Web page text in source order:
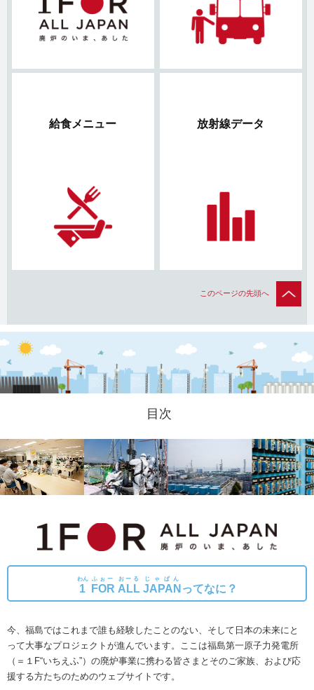
給食メニュー 放射線データ
このページの先頭へ
目次
1
わん
FOR
ふぉー
ALL
おーる
JAPAN
じゃぱん
ってなに？
今、福島ではこれまで誰も経験したことのない、そして日本の未来にと
って大事なプロジェクトが進んでいます。
ここは福島第一原子力発電所
（＝１F“いちえふ”）の廃炉事業に携わる皆さまとそのご家族、および応
援する方たちのためのウェブサイトです。